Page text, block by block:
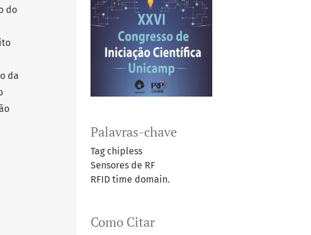
Palavras-chave
Tag chipless
Sensores de RF
RFID time domain.
Como Citar
do
da